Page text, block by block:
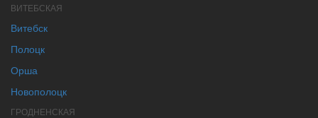
ВИТЕБСКАЯ
Витебск
Полоцк
Орша
Новополоцк
ГРОДНЕНСКАЯ